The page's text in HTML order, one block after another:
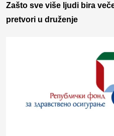
Zašto sve više ljudi bira
pretvori u druženje